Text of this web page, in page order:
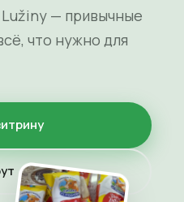
— привычные
что нужно для